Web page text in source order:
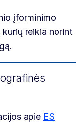
įforminimo
reikia norint
apie ES